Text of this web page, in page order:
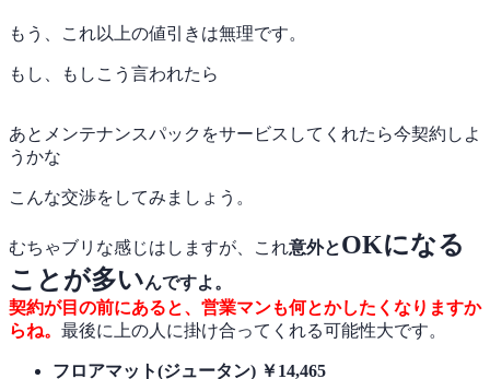
もう、これ以上の値引きは無理です。
もし、もしこう言われたら
あとメンテナンスパックをサービスしてくれたら今契約しよ
うかな
こんな交渉をしてみましょう。
むちゃブリな感じはしますが、これ意外とOKになる
ことが多いんですよ。
契約が目の前にあると、営業マンも何とかしたくなりますか
らね。 最後に上の人に掛け合ってくれる可能性大です。
フロアマット(ジュータン) ￥14,465